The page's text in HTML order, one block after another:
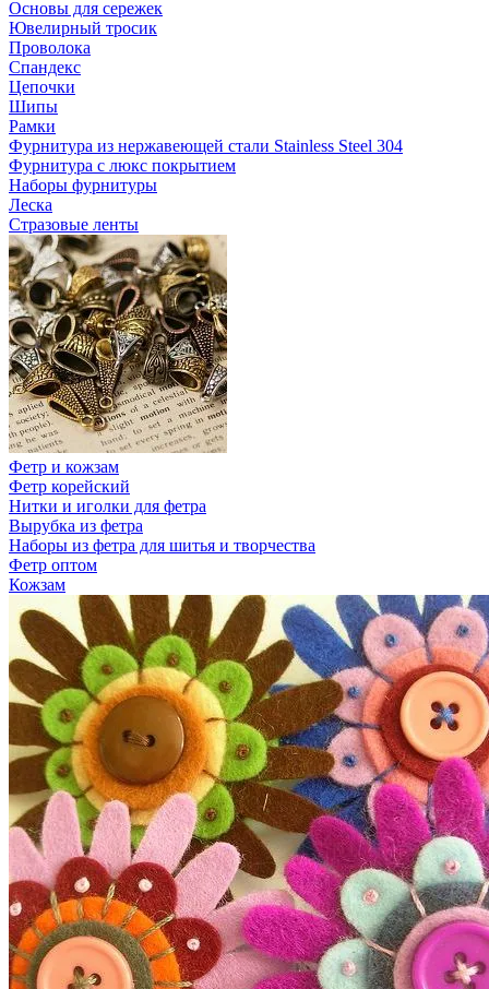
Основы для сережек
Ювелирный тросик
Проволока
Спандекс
Цепочки
Шипы
Рамки
Фурнитура из нержавеющей стали Stainless Steel 304
Фурнитура с люкс покрытием
Наборы фурнитуры
Леска
Стразовые ленты
Фетр и кожзам
Фетр корейский
Нитки и иголки для фетра
Вырубка из фетра
Наборы из фетра для шитья и творчества
Фетр оптом
Кожзам